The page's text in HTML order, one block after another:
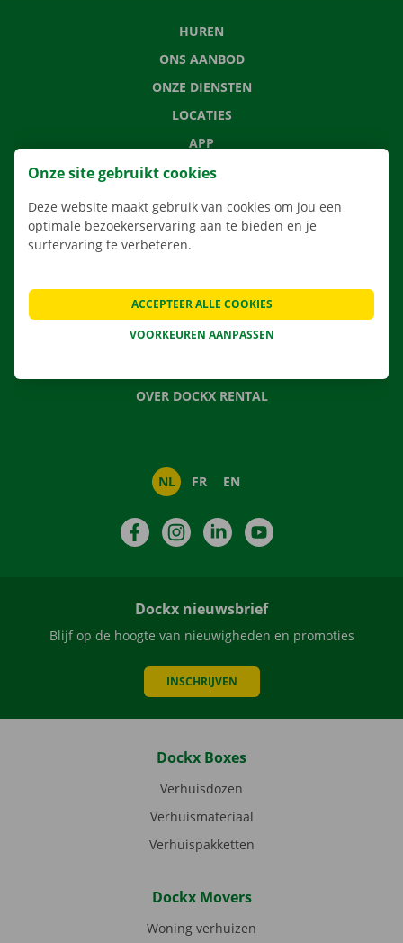
HUREN
ONS AANBOD
ONZE DIENSTEN
LOCATIES
APP
VERHUISOPLOSSINGEN
NIEUWS
CADEAUBON
OVER DOCKX RENTAL
NL FR EN
FacebookInstagramLinkedIn
Dockx nieuwsbrief
Blijf op de hoogte van nieuwigheden en promoties
INSCHRIJVEN
Dockx Boxes
Verhuisdozen
Verhuismateriaal
Verhuispakketten
Dockx Movers
Woning verhuizen
Onze site gebruikt cookies
Deze website maakt gebruik van cookies om jou een
optimale bezoekerservaring aan te bieden en je
surfervaring te verbeteren.
VOORKEUREN AANPASSEN
ACCEPTEER ALLE COOKIES